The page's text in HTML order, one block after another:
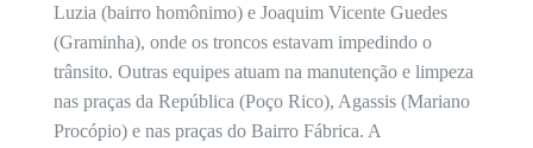
Luzia (bairro homônimo) e Joaquim Vicente Guedes
(Graminha), onde os troncos estavam impedindo o
trânsito. Outras equipes atuam na manutenção e limpeza
nas praças da República (Poço Rico), Agassis (Mariano
Procópio) e nas praças do Bairro Fábrica. A